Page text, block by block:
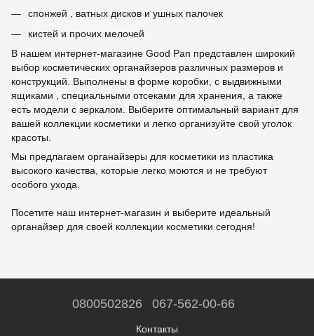
спонжей , ватных дисков и ушных палочек
кистей и прочих мелочей
В нашем интернет-магазине Good Pan представлен широкий
выбор косметических органайзеров различных размеров и
конструкций. Выполнены в форме коробки, с выдвижными
ящиками , специальными отсеками для хранения, а также
есть модели с зеркалом. Выберите оптимальный вариант для
вашей коллекции косметики и легко организуйте свой уголок
красоты.
Мы предлагаем органайзеры для косметики из пластика
высокого качества, которые легко моются и не требуют
особого ухода.
Посетите наш интернет-магазин и выберите идеальный
органайзер для своей коллекции косметики сегодня!
0800502826 067-562-00-66
Контакты